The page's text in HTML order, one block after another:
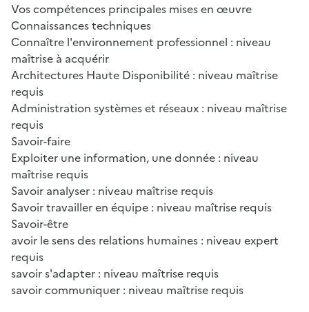
Vos compétences principales mises en œuvre
Connaissances techniques
Connaître l'environnement professionnel : niveau
maîtrise à acquérir
Architectures Haute Disponibilité : niveau maîtrise
requis
Administration systèmes et réseaux : niveau maîtrise
requis
Savoir-faire
Exploiter une information, une donnée : niveau
maîtrise requis
Savoir analyser : niveau maîtrise requis
Savoir travailler en équipe : niveau maîtrise requis
Savoir-être
avoir le sens des relations humaines : niveau expert
requis
savoir s'adapter : niveau maîtrise requis
savoir communiquer : niveau maîtrise requis